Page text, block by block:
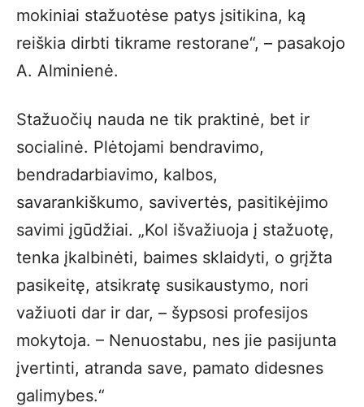
mokiniai stažuotėse patys įsitikina, ką
reiškia dirbti tikrame restorane“, – pasakojo
A. Alminienė.
Stažuočių nauda ne tik praktinė, bet ir
socialinė. Plėtojami bendravimo,
bendradarbiavimo, kalbos,
savarankiškumo, savivertės, pasitikėjimo
savimi įgūdžiai. „Kol išvažiuoja į stažuotę,
tenka įkalbinėti, baimes sklaidyti, o grįžta
pasikeitę, atsikratę susikaustymo, nori
važiuoti dar ir dar, – šypsosi profesijos
mokytoja. – Nenuostabu, nes jie pasijunta
įvertinti, atranda save, pamato didesnes
galimybes.“